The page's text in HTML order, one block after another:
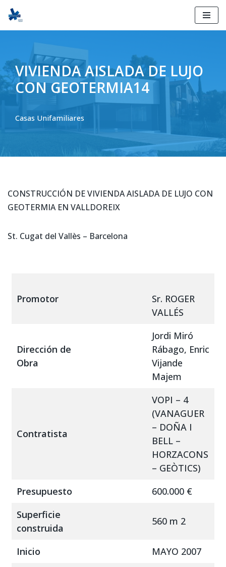
Ir
contenido
VIVIENDA AISLADA DE LUJO
CON GEOTERMIA14
Casas Unifamiliares
CONSTRUCCIÓN DE VIVIENDA AISLADA DE LUJO CON
GEOTERMIA EN VALLDOREIX
St. Cugat del Vallès – Barcelona
Promotor
Sr. ROGER
VALLÉS
Dirección de
Obra
Jordi Miró
Rábago, Enric
Vijande
Majem
Contratista
VOPI – 4
(VANAGUER
– DOÑA I
BELL –
HORZACONS
– GEÒTICS)
Presupuesto
600.000 €
Superficie
construida
560 m 2
Inicio
MAYO 2007